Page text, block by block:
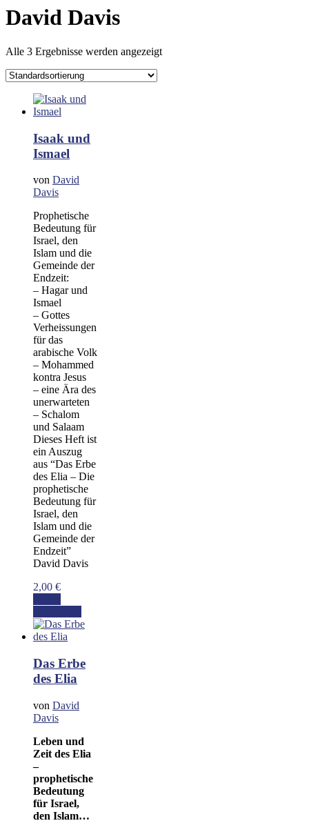
David Davis
Alle 3 Ergebnisse werden angezeigt
Isaak und
Ismael
von David
Davis
Prophetische
Bedeutung für
Israel, den
Islam und die
Gemeinde der
Endzeit:
– Hagar und
Ismael
– Gottes
Verheissungen
für das
arabische Volk
– Mohammed
kontra Jesus
– eine Ära des
unerwarteten
– Schalom
und Salaam
Dieses Heft ist
ein Auszug
aus “Das Erbe
des Elia – Die
prophetische
Bedeutung für
Israel, den
Islam und die
Gemeinde der
Endzeit”
David Davis
2,00 €
Das Erbe
des Elia
von David
Davis
Leben und
Zeit des Elia
–
prophetische
Bedeutung
für Israel,
den Islam…